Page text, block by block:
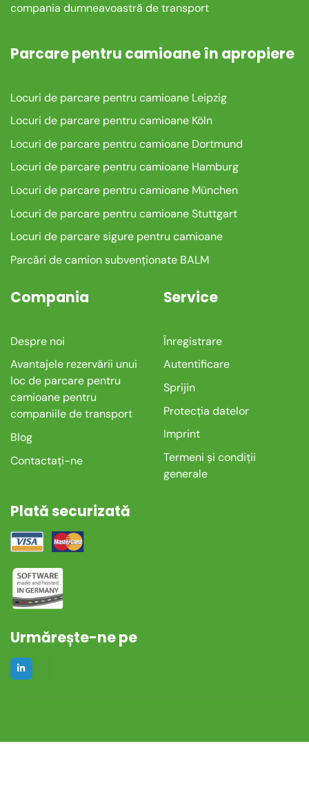
compania dumneavoastră de transport
Parcare pentru camioane în apropiere
Locuri de parcare pentru camioane Leipzig
Locuri de parcare pentru camioane Köln
Locuri de parcare pentru camioane Dortmund
Locuri de parcare pentru camioane Hamburg
Locuri de parcare pentru camioane München
Locuri de parcare pentru camioane Stuttgart
Locuri de parcare sigure pentru camioane
Parcări de camion subvenționate BALM
Compania
Despre noi
Avantajele rezervării unui
loc de parcare pentru
camioane pentru
companiile de transport
Blog
Contactați-ne
Service
Înregistrare
Autentificare
Sprijin
Protecția datelor
Imprint
Termeni și condiții
generale
Plată securizată
Urmărește-ne pe